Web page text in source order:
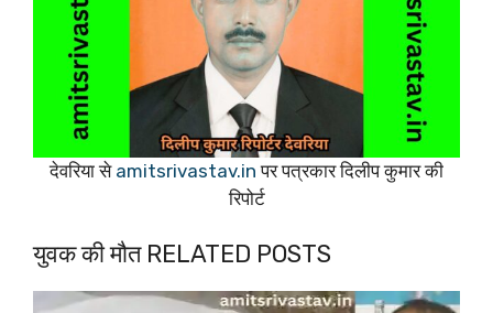
देवरिया से amitsrivastav.in पर पत्रकार दिलीप कुमार की
रिपोर्ट
युवक की मौत RELATED POSTS